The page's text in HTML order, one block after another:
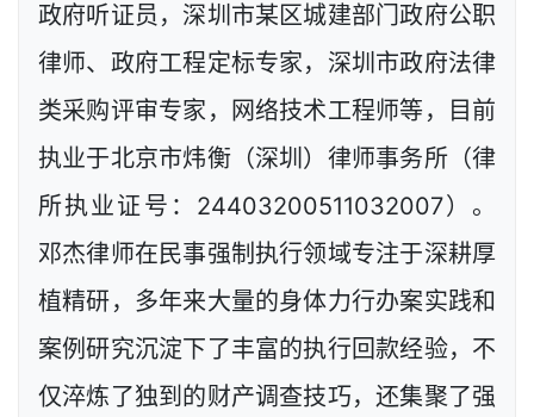
政府听证员，深圳市某区城建部门政府公职
律师、政府工程定标专家，深圳市政府法律
类采购评审专家，网络技术工程师等，目前
执业于北京市炜衡（深圳）律师事务所（律
所执业证号：24403200511032007）。
邓杰律师在民事强制执行领域专注于深耕厚
植精研，多年来大量的身体力行办案实践和
案例研究沉淀下了丰富的执行回款经验，不
仅淬炼了独到的财产调查技巧，还集聚了强